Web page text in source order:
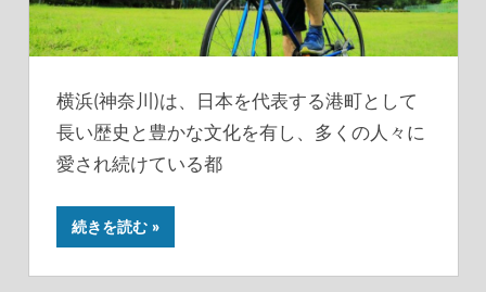
横浜(神奈川)は、日本を代表する港町として
長い歴史と豊かな文化を有し、多くの人々に
愛され続けている都
続きを読む